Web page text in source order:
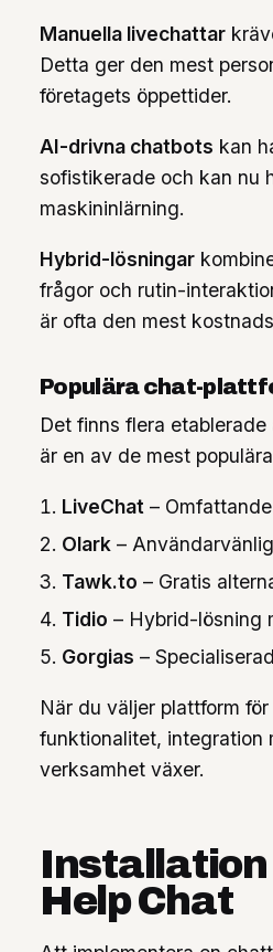
Manuella livechattar
Detta ger den mest
företagets öppettider.
AI-drivna chatbots kan
sofistikerade och kan nu
maskininlärning.
Hybrid-lösningar
frågor och rutin-
är ofta den mest
Populära chat-
Det finns flera
är en av de mest
LiveChat –
Olark –
Tawk.to – Gratis
Tidio – Hybrid-lösning
Gorgias –
När du väljer plattform
funktionalitet, integration
verksamhet växer.
Installation
Help Chat